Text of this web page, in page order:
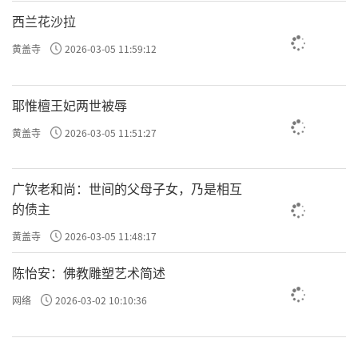
西兰花沙拉
黄盖寺 2026-03-05 11:59:12
耶惟檀王妃两世被辱
黄盖寺 2026-03-05 11:51:27
广钦老和尚：世间的父母子女，乃是相互
的债主
黄盖寺 2026-03-05 11:48:17
陈怡安：佛教雕塑艺术简述
网络 2026-03-02 10:10:36